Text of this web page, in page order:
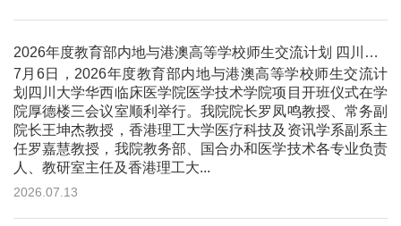
2026年度教育部内地与港澳高等学校师生交流计划 四川大学华西临床医学院医学技术学院项目开班仪式顺利举行
7月6日，2026年度教育部内地与港澳高等学校师生交流计
划四川大学华西临床医学院医学技术学院项目开班仪式在学
院厚德楼三会议室顺利举行。我院院长罗凤鸣教授、常务副
院长王坤杰教授，香港理工大学医疗科技及资讯学系副系主
任罗嘉慧教授，我院教务部、国合办和医学技术各专业负责
人、教研室主任及香港理工大...
2026.07.13